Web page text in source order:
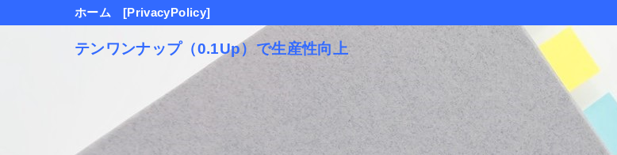
ホーム [PrivacyPolicy]
テンワンナップ（0.1Up）で生産性向上